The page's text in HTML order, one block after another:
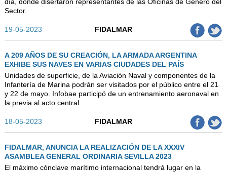
Sector.
19-05-2023 FIDALMAR
A 209 AÑOS DE SU CREACIÓN, LA ARMADA ARGENTINA
EXHIBE SUS NAVES EN VARIAS CIUDADES DEL PAÍS
Unidades de superficie, de la Aviación Naval y componentes de la
Infantería de Marina podrán ser visitados por el público entre el 21
y 22 de mayo. Infobae participó de un entrenamiento aeronaval en
la previa al acto central.
18-05-2023 FIDALMAR
FIDALMAR, ANUNCIA LA REALIZACIÓN DE LA XXXIV
ASAMBLEA GENERAL ORDINARIA SEVILLA 2023
El máximo cónclave marítimo internacional tendrá lugar en la